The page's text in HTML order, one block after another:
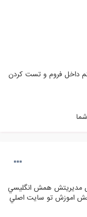
داخل فروم و تست کردن
فقط چرا نسخه 1.6 بخش مديريتش همش انگليسي
به بخش اموزش تو سايت اصلي